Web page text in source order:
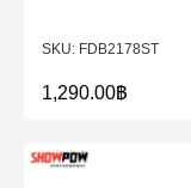
FDB2178ST
1,290.00฿